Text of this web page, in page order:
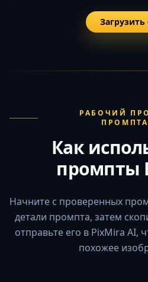
РАБОЧИЙ
Как
промпты
Начните с проверенных
детали промпта, затем
отправьте его в PixMira AI,
похожее